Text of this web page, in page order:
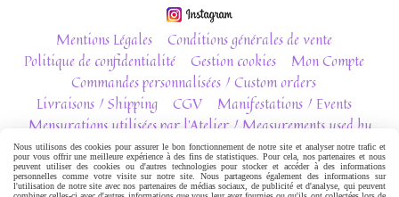
Mentions Légales
Conditions générales de vente
Politique de confidentialité
Gestion cookies
Mon Compte
Commandes personnalisées / Custom orders
Livraisons / Shipping
CGV
Manifestations / Events
Mensurations utilisées par l'Atelier / Measurements used by
the Atelier
Newsletter
Contact
Nous utilisons des cookies pour assurer le bon fonctionnement de notre site et analyser notre trafic et
pour vous offrir une meilleure expérience à des fins de statistiques. Pour cela, nos partenaires et nous
peuvent utiliser des cookies ou d'autres technologies pour stocker et accéder à des informations
personnelles comme votre visite sur notre site. Nous partageons également des informations sur
l'utilisation de notre site avec nos partenaires de médias sociaux, de publicité et d'analyse, qui peuvent